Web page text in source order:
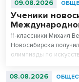
09.08.2026
Ученики
11-классники Михаил
Новосибирска
олимпиады по
абсолютными
08.08.2026